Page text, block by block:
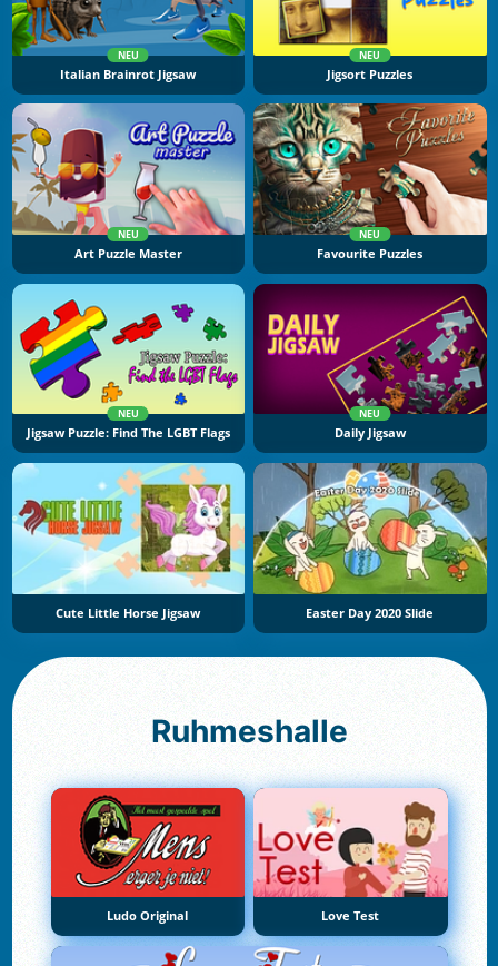
NEU
Italian Brainrot Jigsaw
NEU
Jigsort Puzzles
NEU
Art Puzzle Master
NEU
Favourite Puzzles
NEU
Jigsaw Puzzle: Find The LGBT Flags
NEU
Daily Jigsaw
Cute Little Horse Jigsaw Easter Day 2020 Slide
Ruhmeshalle
Ludo Original Love Test